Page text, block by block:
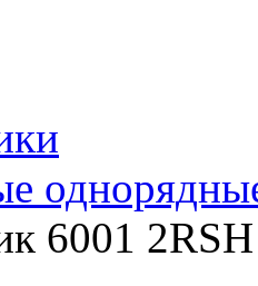
метизы, техника,
6001 2RSH